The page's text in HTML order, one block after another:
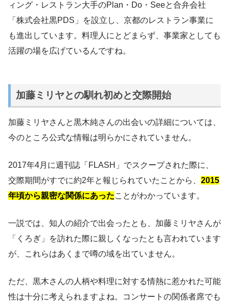
ィング・レストラン大手のPlan・Do・Seeと合弁会社
「株式会社黒PDS」を設立し、京都のレストラン事業に
も進出しています。料理人にとどまらず、事業家としても
活躍の場を広げているんですね。
加藤ミリヤとの馴れ初めと交際開始
加藤ミリヤさんと黒木純さんの出会いの詳細については、
今のところ公式な情報は明らかにされていません。
2017年4月に週刊誌「FLASH」でスクープされた際に、
交際期間がすでに約2年と報じられていたことから、 2015
年頃から親密な関係にあったことがわかっています。
一説では、知人の紹介で出会ったとも、加藤ミリヤさんが
「くろぎ」を訪れた際に親しくなったとも言われています
が、これらはあくまで噂の域を出ていません。
ただ、黒木さんの人柄や料理に対する情熱に惹かれた可能
性は十分に考えられますよね。コンサートの関係者席でも